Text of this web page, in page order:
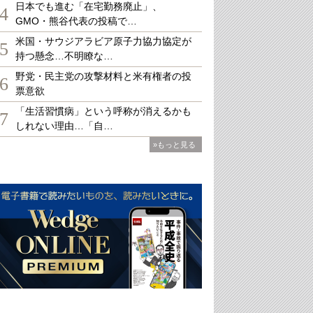
4
日本でも進む「在宅勤務廃止」、
GMO・熊谷代表の投稿で…
5
米国・サウジアラビア原子力協力協定が
持つ懸念…不明瞭な…
6
野党・民主党の攻撃材料と米有権者の投
票意欲
7
「生活習慣病」という呼称が消えるかも
しれない理由…「自…
»もっと見る